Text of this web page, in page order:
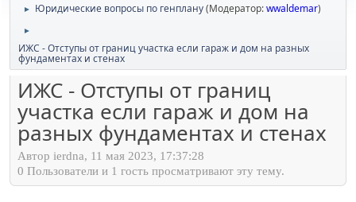
► Юридичеcкие вопросы по генплану(Модератор:wwaldemar)
►
ИЖС - Отступы от границ участка если гараж и дом на разных
фундаментах и стенах
ИЖС - Отступы от границ
участка если гараж и дом на
разных фундаментах и стенах
Автор ierdna, 11 мая 2023, 17:37:28
0 Пользователи и 1 гость просматривают эту тему.